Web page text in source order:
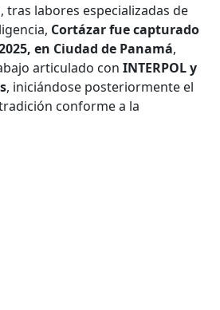
tras labores especializadas de
Cortázar fue capturado
en Ciudad de Panamá,
articulado conINTERPOL y
, iniciándose posteriormente el
conforme a la